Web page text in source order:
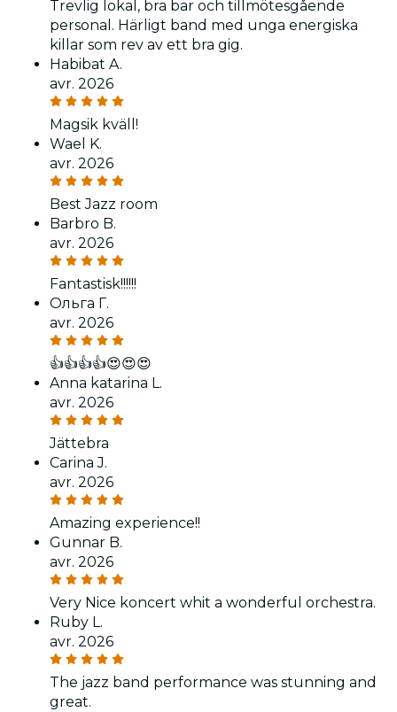
Trevlig lokal, bra bar och tillmötesgående
personal. Härligt band med unga energiska
killar som rev av ett bra gig.
Habibat A.
avr. 2026
Magsik kväll!
Wael K.
avr. 2026
Best Jazz room
Barbro B.
avr. 2026
Fantastisk!!!!!!
Ольга Г.
avr. 2026
👍👍👍👍😍😍😍
Anna katarina L.
avr. 2026
Jättebra
Carina J.
avr. 2026
Amazing experience!!
Gunnar B.
avr. 2026
Very Nice koncert whit a wonderful orchestra.
Ruby L.
avr. 2026
The jazz band performance was stunning and
great.